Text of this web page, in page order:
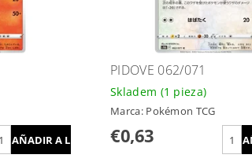
PIDOVE 062/071
Skladem (1 pieza)
Marca: Pokémon TCG
€0,63